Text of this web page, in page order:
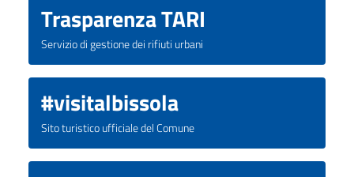
Trasparenza TARI
Servizio di gestione dei rifiuti urbani
#visitalbissola
Sito turistico ufficiale del Comune